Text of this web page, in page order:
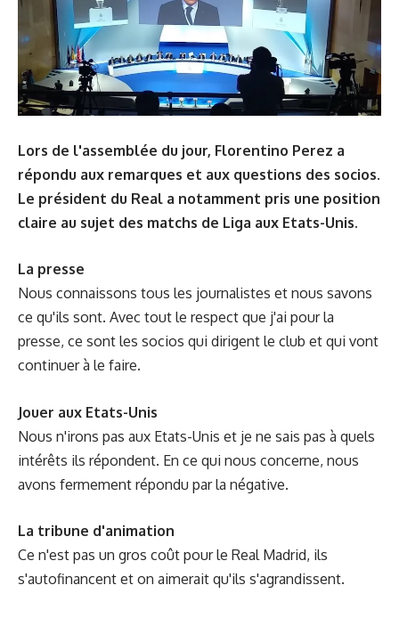
Lors de l'assemblée du jour, Florentino Perez a
répondu aux remarques et aux questions des socios.
Le président du Real a notamment pris une position
claire au sujet des matchs de Liga aux Etats-Unis.
La presse
Nous connaissons tous les journalistes et nous savons
ce qu'ils sont. Avec tout le respect que j'ai pour la
presse, ce sont les socios qui dirigent le club et qui vont
continuer à le faire.
Jouer aux Etats-Unis
Nous n'irons pas aux Etats-Unis et je ne sais pas à quels
intérêts ils répondent. En ce qui nous concerne, nous
avons fermement répondu par la négative.
La tribune d'animation
Ce n'est pas un gros coût pour le Real Madrid, ils
s'autofinancent et on aimerait qu'ils s'agrandissent.